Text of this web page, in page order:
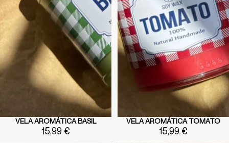
VELA AROMÁTICA BASIL
15,99 €
VELA AROMÁTICA TOMATO
15,99 €